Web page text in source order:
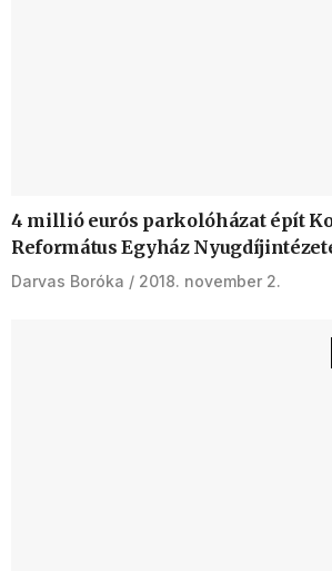
4 millió eurós parkolóházat épít
Református Egyház
Darvas Boróka 2018. november 2.